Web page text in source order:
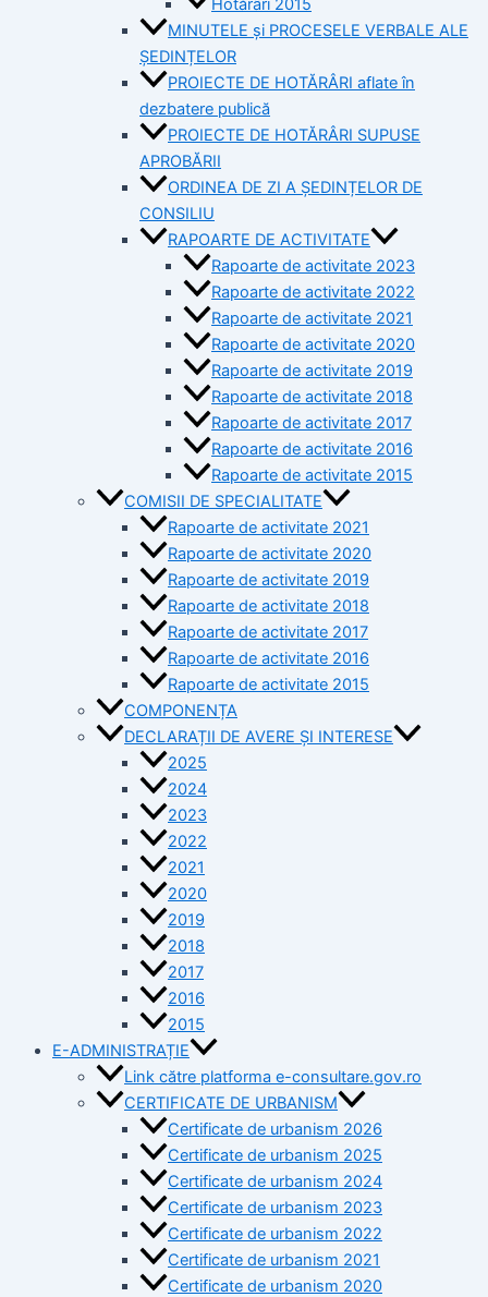
MINUTELE și PROCESELE VERBALE ALE
ȘEDINȚELOR
PROIECTE DE HOTĂRÂRI aflate în
dezbatere publică
PROIECTE DE HOTĂRÂRI SUPUSE
APROBĂRII
ORDINEA DE ZI A ȘEDINȚELOR DE
CONSILIU
RAPOARTE DE ACTIVITATE
Rapoarte de activitate 2023
Rapoarte de activitate 2022
Rapoarte de activitate 2021
Rapoarte de activitate 2020
Rapoarte de activitate 2019
Rapoarte de activitate 2018
Rapoarte de activitate 2017
Rapoarte de activitate 2016
Rapoarte de activitate 2015
COMISII DE SPECIALITATE
Rapoarte de activitate 2021
Rapoarte de activitate 2020
Rapoarte de activitate 2019
Rapoarte de activitate 2018
Rapoarte de activitate 2017
Rapoarte de activitate 2016
Rapoarte de activitate 2015
COMPONENȚA
DECLARAȚII DE AVERE ȘI INTERESE
2025
2024
2023
2022
2021
2020
2019
2018
2017
2016
2015
E-ADMINISTRAȚIE
Link către platforma e-consultare.gov.ro
CERTIFICATE DE URBANISM
Certificate de urbanism 2026
Certificate de urbanism 2025
Certificate de urbanism 2024
Certificate de urbanism 2023
Certificate de urbanism 2022
Certificate de urbanism 2021
Certificate de urbanism 2020